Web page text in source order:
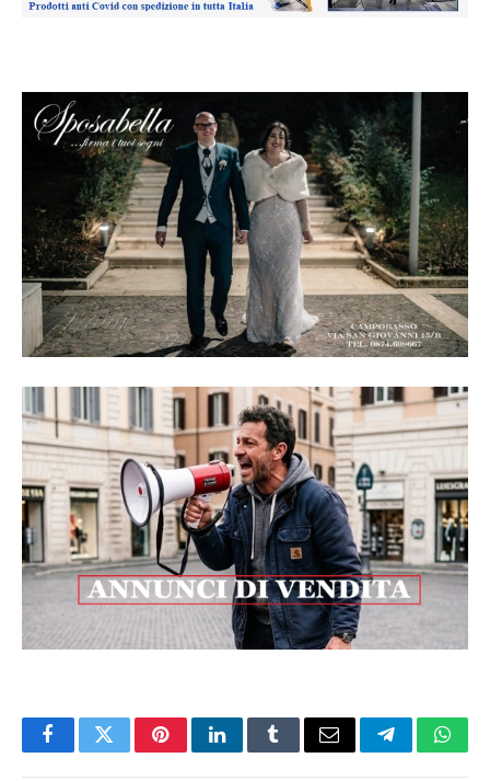
FacebookTwitterPinterestLinkedInTumblrEmail Telegram